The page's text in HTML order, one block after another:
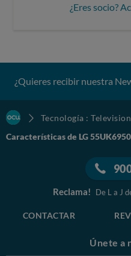
¿Eres socio?
¿Quieres recibir nuestra
Tecnología :
Características de LG
Reclama! De L a J
CONTACTAR
Únete a